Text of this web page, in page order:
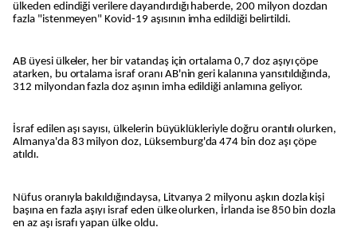
ülkeden edindiği verilere dayandırdığı haberde, 200 milyon dozdan
fazla "istenmeyen" Kovid-19 aşısının imha edildiği belirtildi.
AB üyesi ülkeler, her bir vatandaş için ortalama 0,7 doz aşıyı çöpe
atarken, bu ortalama israf oranı AB'nin geri kalanına yansıtıldığında,
312 milyondan fazla doz aşının imha edildiği anlamına geliyor.
İsraf edilen aşı sayısı, ülkelerin büyüklükleriyle doğru orantılı olurken,
Almanya'da 83 milyon doz, Lüksemburg'da 474 bin doz aşı çöpe
atıldı.
Nüfus oranıyla bakıldığındaysa, Litvanya 2 milyonu aşkın dozla kişi
başına en fazla aşıyı israf eden ülke olurken, İrlanda ise 850 bin dozla
en az aşı israfı yapan ülke oldu.